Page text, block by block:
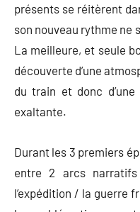
présents se réitèrent
son nouveau rythme ne
La meilleure, et seule
découverte d’une
du train et donc
exaltante.
Durant les 3 premiers
entre 2 arcs
l’expédition / la guerre